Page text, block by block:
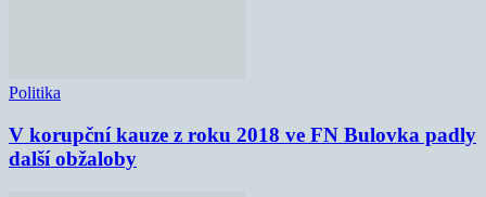
Politika
V korupční kauze z roku 2018 ve FN Bulovka padly
další obžaloby